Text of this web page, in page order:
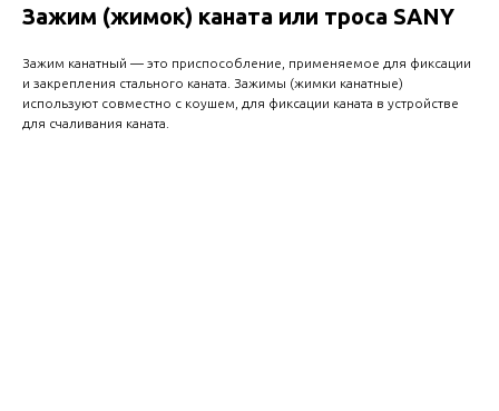
Зажим (жимок) каната или троса SANY
Зажим канатный — это приспособление, применяемое для фиксации
и закрепления стального каната. Зажимы (жимки канатные)
используют совместно с коушем, для фиксации каната в устройстве
для счаливания каната.